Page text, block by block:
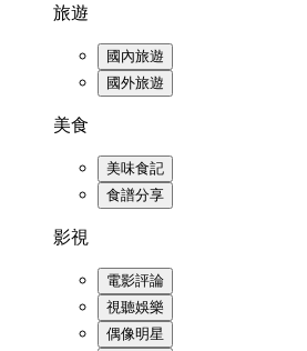
旅遊
國內旅遊
國外旅遊
美食
美味食記
食譜分享
影視
電影評論
視聽娛樂
偶像明星